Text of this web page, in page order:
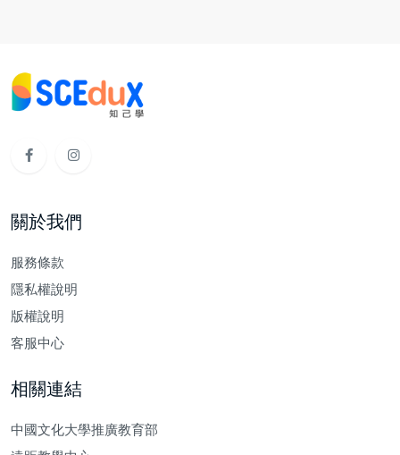
關於我們
服務條款
隱私權說明
版權說明
客服中心
相關連結
中國文化大學推廣教育部